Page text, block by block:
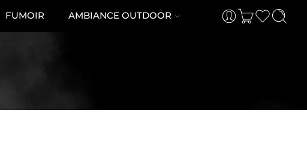
FUMOIR AMBIANCE OUTDOOR